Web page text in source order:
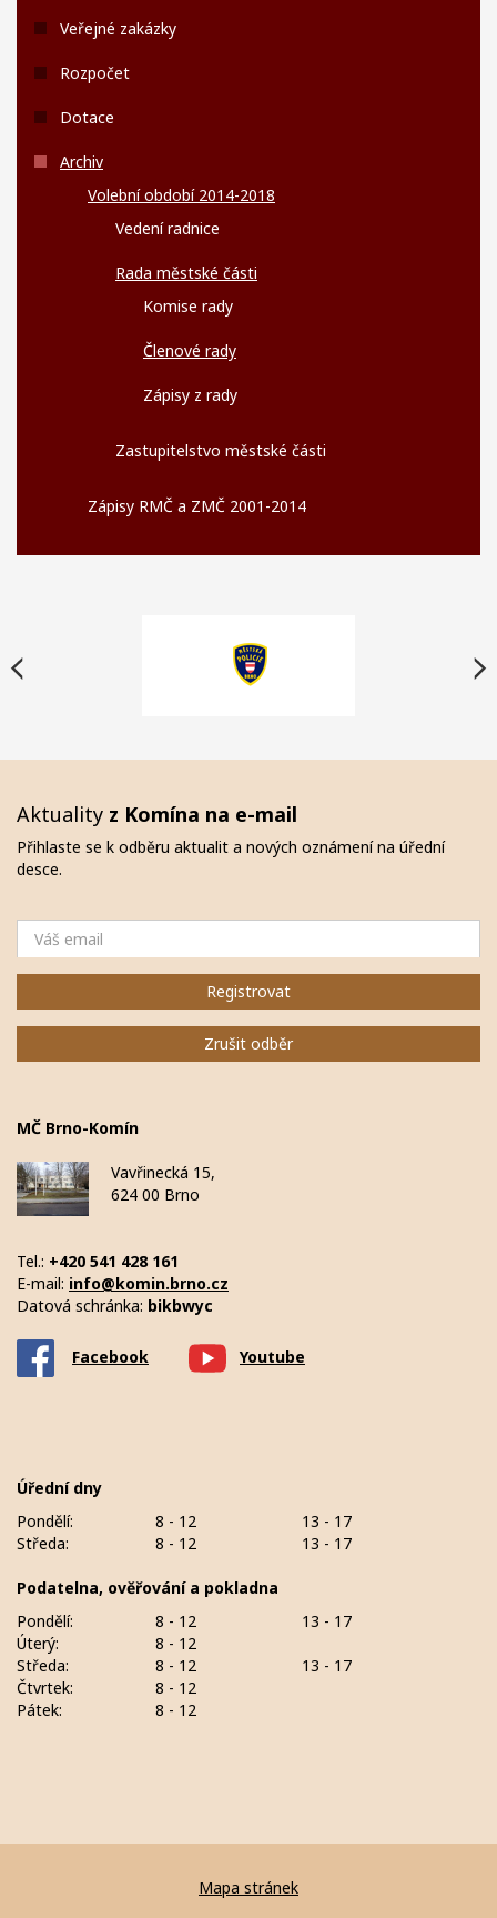
Veřejné zakázky
Rozpočet
Dotace
Archiv
Volební období 2014-2018
Vedení radnice
Rada městské části
Komise rady
Členové rady
Zápisy z rady
Zastupitelstvo městské části
Zápisy RMČ a ZMČ 2001-2014
Aktuality z Komína na e-mail
Přihlaste se k odběru aktualit a nových oznámení na úřední
desce.
Registrovat
Zrušit odběr
MČ Brno-Komín
Vavřinecká 15,
624 00 Brno
Tel.: +420 541 428 161
E-mail: info@komin.brno.cz
Datová schránka: bikbwyc
Facebook Youtube
Úřední dny
Pondělí:
8 - 12
13 - 17
Středa:
8 - 12 13 - 17
Podatelna, ověřování a pokladna
Pondělí:
8 - 12
13 - 17
Úterý:
8 - 12
Středa:
8 - 12
13 - 17
Čtvrtek:
8 - 12
Pátek:
8 - 12
Mapa stránek